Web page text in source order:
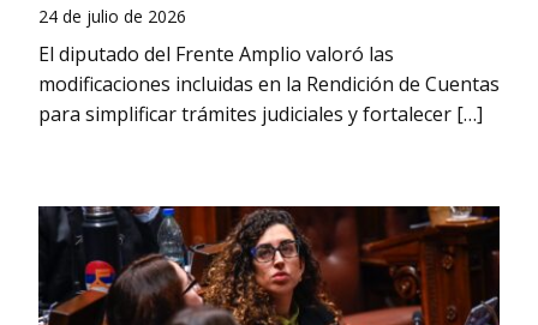
24 de julio de 2026
El diputado del Frente Amplio valoró las
modificaciones incluidas en la Rendición de Cuentas
para simplificar trámites judiciales y fortalecer […]